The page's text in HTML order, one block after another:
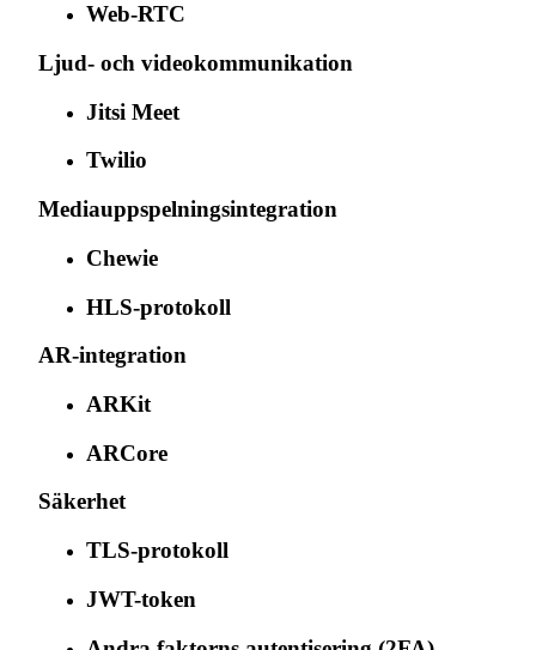
Web-RTC
Ljud- och videokommunikation
Jitsi Meet
Twilio
Mediauppspelningsintegration
Chewie
HLS-protokoll
AR-integration
ARKit
ARCore
Säkerhet
TLS-protokoll
JWT-token